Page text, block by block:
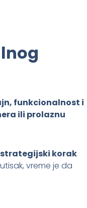
funkcionalnost i
ili prolaznu
strategijski korak
vreme je da